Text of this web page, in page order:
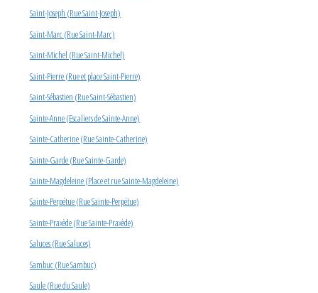
Saint-Joseph (Rue Saint-Joseph)
Saint-Marc (Rue Saint-Marc)
Saint-Michel (Rue Saint-Michel)
Saint-Pierre (Rue et place Saint-Pierre)
Saint-Sébastien (Rue Saint-Sébastien)
Sainte-Anne (Escaliers de Sainte-Anne)
Sainte-Catherine (Rue Sainte-Catherine)
Sainte-Garde (Rue Sainte-Garde)
Sainte-Magdeleine (Place et rue Sainte-Magdeleine)
Sainte-Perpétue (Rue Sainte-Perpétue)
Sainte-Praxède (Rue Sainte-Praxède)
Saluces (Rue Saluces)
Sambuc (Rue Sambuc)
Saule (Rue du Saule)